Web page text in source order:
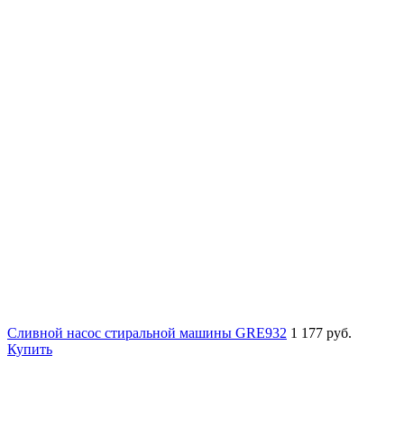
Сливной насос стиральной машины GRE932 1 177 руб.
Купить